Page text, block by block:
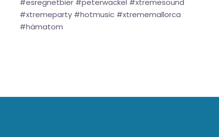
#esregnetbier #peterwackel #xtremesound
#xtremeparty #hotmusic #xtrememallorca
#hämatom